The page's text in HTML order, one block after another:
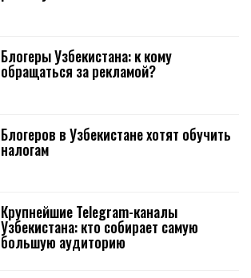
Блогеры Узбекистана: к кому
обращаться за рекламой?
Блогеров в Узбекистане хотят обучить
налогам
Крупнейшие Telegram-каналы
Узбекистана: кто собирает самую
большую аудиторию